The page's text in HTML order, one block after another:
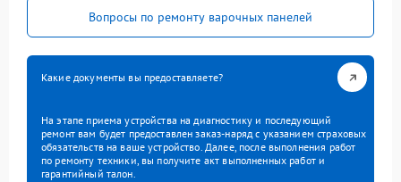
Вопросы по ремонту варочных панелей
Какие документы вы предоставляете?
На этапе приема устройства на диагностику и последующий
ремонт вам будет предоставлен заказ-наряд с указанием страховых
обязательств на ваше устройство. Далее, после выполнения работ
по ремонту техники, вы получите акт выполненных работ и
гарантийный талон.